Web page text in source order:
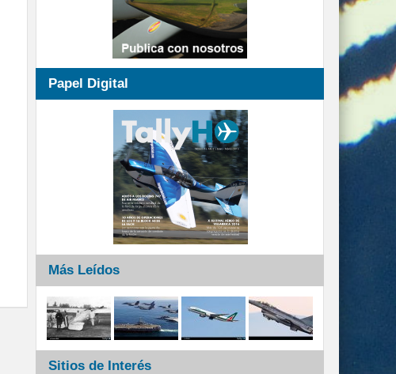
Papel Digital
Más Leídos
Sitios de Interés